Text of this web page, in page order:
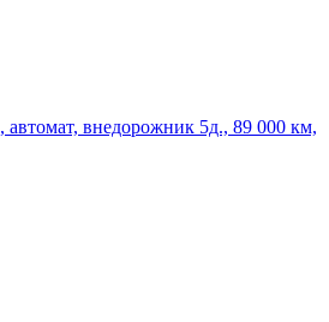
внедорожник 5д., 89 000 км,